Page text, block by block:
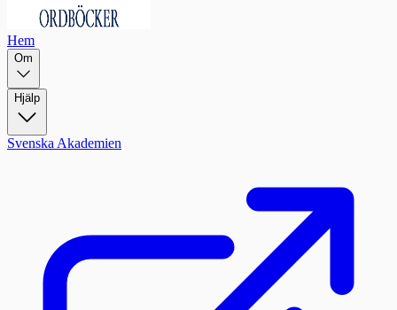
Hem
Om
Hjälp
Svenska Akademien